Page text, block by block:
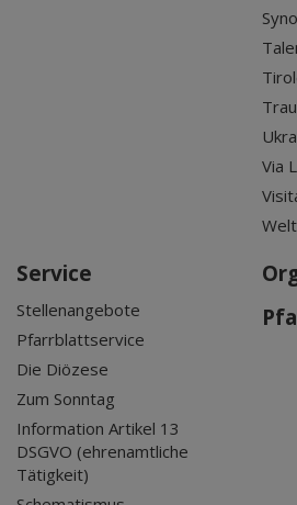
Via
Service
Stellenangebote
Pfarrblattservice
Die Diözese
Zum Sonntag
Information Artikel 13
DSGVO (ehrenamtliche
Tätigkeit)